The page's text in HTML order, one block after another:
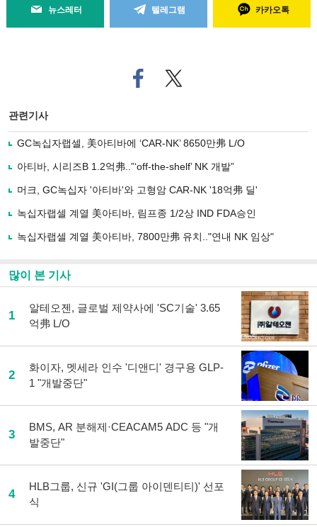
뉴스레터 텔레그램 카카오톡
페
이
로
기
사
유
기
트위
터로
관련기사
GC녹십자랩셀, 美아티바에 ‘CAR-NK’ 8650만弗 L/O
아티바, 시리즈B 1.2억弗..”‘off-the-shelf’ NK 개발”
머크, GC녹십자 '아티바'와 고형암 CAR-NK '18억弗 딜'
녹십자랩셀 계열 美아티바, 림프종 1/2상 IND FDA승인
녹십자랩셀 계열 美아티바, 7800만弗 유치.."연내 NK 임상"
많이 본 기사
1
알테오젠, 글로벌 제약사에 'SC기술' 3.65
억弗 L/O
2
화이자, 멧세라 인수 '디앤디' 경구용 GLP-
1 "개발중단"
3
BMS, AR 분해제·CEACAM5 ADC 등 "개
발중단"
4
HLB그룹, 신규 'GI(그룹 아이덴티티)' 선포
식